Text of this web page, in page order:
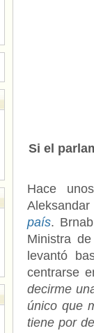
Si el
Hace
país.
Ministra
levantó
centrarse
decirme
único que
tiene por